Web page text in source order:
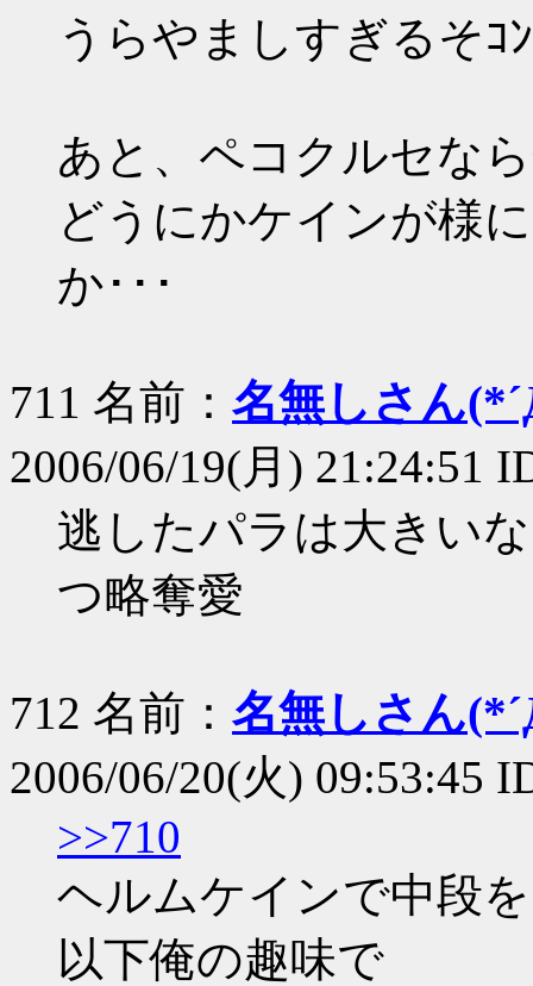
うらやましすぎるそｺ
あと、ペコクルセな
どうにかケインが様
か･･･
711 名前： 名無しさん
2006/06/19(月) 21:24:51
逃したパラは大きいな
つ略奪愛
712 名前： 名無しさん
2006/06/20(火) 09:53:45
>>710
ヘルムケインで中段
以下俺の趣味で